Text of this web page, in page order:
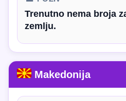
Trenutno nema broja
zemlju.
Makedonija